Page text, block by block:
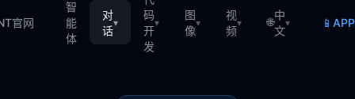
官网
智
能
体
对
话
▾
码
开
发
▾
图
像
▾
视
频
▾ 🌐
中
文
▾ 📱